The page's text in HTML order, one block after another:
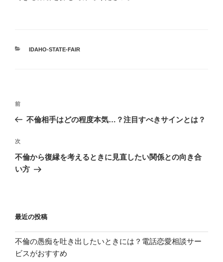
カ
IDAHO-STATE-FAIR
投
ビ
ゲ
ー
過
去
投
稿
前
不倫相手はどの程度本気…？注目すべきサインとは？
次
の
投
次
不倫から復縁を考えるときに見直したい関係との向き合
い方
最近の投稿
不倫の愚痴を吐き出したいときには？電話恋愛相談サー
ビスがおすすめ